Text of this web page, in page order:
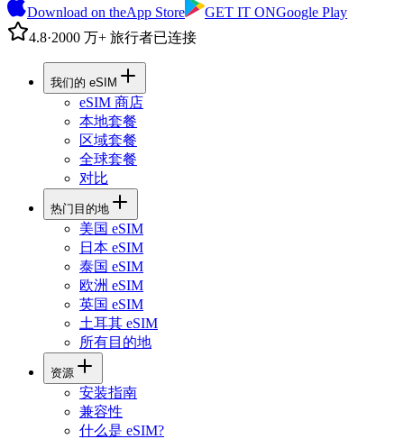
Download on theApp Store GET IT ONGoogle Play
4.8·2000 万+ 旅行者已连接
我们的 eSIM
eSIM 商店
本地套餐
区域套餐
全球套餐
对比
热门目的地
美国 eSIM
日本 eSIM
泰国 eSIM
欧洲 eSIM
英国 eSIM
土耳其 eSIM
所有目的地
资源
安装指南
兼容性
什么是 eSIM?